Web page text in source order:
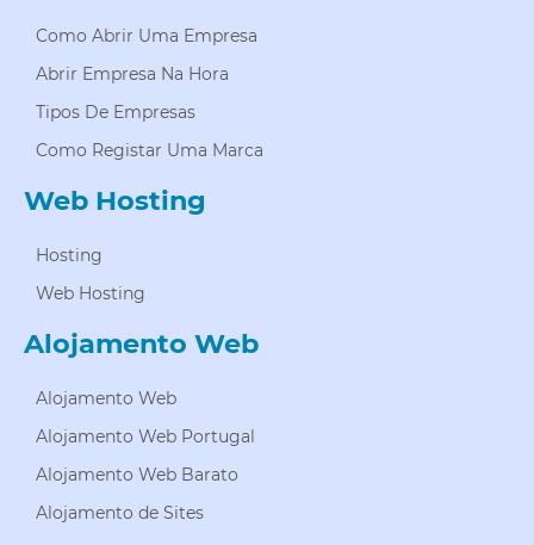
Como Abrir Uma Empresa
Abrir Empresa Na Hora
Tipos De Empresas
Como Registar Uma Marca
Web Hosting
Hosting
Web Hosting
Alojamento Web
Alojamento Web
Alojamento Web Portugal
Alojamento Web Barato
Alojamento de Sites